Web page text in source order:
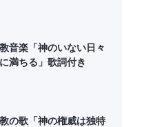
音楽「神のいない日々
満ちる」歌詞付き
の歌「神の権威は独特